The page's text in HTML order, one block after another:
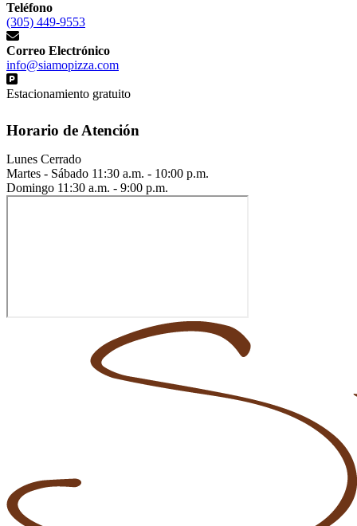
Teléfono
(305) 449-9553
Correo Electrónico
info@siamopizza.com
Estacionamiento gratuito
Horario de Atención
Lunes Cerrado
Martes - Sábado 11:30 a.m. - 10:00 p.m.
Domingo 11:30 a.m. - 9:00 p.m.